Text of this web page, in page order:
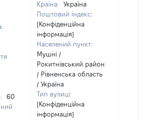
60
Країна:
Україна
Поштовий індекс:
[Конфіденційна
інформація]
Населений пункт:
Мушні /
Рокитнівський район
/ Рівненська область
/ Україна
Тип вулиці:
[Конфіденційна
інформація]